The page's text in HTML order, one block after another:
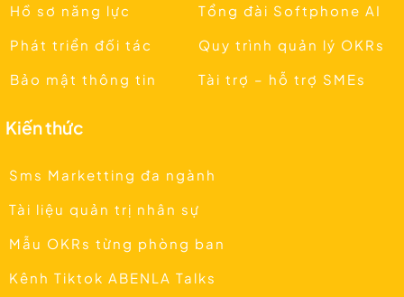
Hồ sơ năng lực
Phát triển đối tác
Bảo mật thông tin
Tổng đài Softphone AI
Quy trình quản lý OKRs
Tài trợ – hỗ trợ SMEs
Kiến thức
Sms Marketting đa ngành
Tài liệu quản trị nhân sự
Mẫu OKRs từng phòng ban
Kênh Tiktok ABENLA Talks